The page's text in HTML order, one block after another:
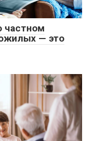
частном
— это